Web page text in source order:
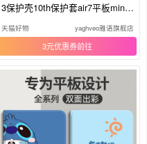
3保护壳10th保护套air7平板mini6
迷你4硅胶2018第十代pro电脑8九
5pad2防摔八9
天猫好物 yaghveo雅语旗舰店
3元优惠券